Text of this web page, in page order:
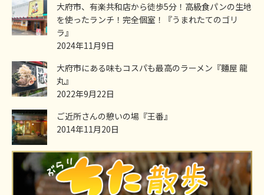
大府市、有楽共和店から徒歩5分！高級食パンの生地
を使ったランチ！完全個室！『うまれたてのゴリ
ラ』
2024年11月9日
大府市にある味もコスパも最高のラーメン『麵屋 龍
丸』
2022年9月22日
ご近所さんの憩いの場『王番』
2014年11月20日